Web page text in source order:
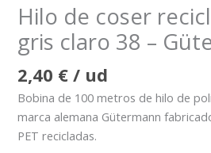
Hilo de coser
gris claro 38 –
2,40 € / ud
Bobina de 100 metros de hilo de
marca alemana Gütermann
PET recicladas.